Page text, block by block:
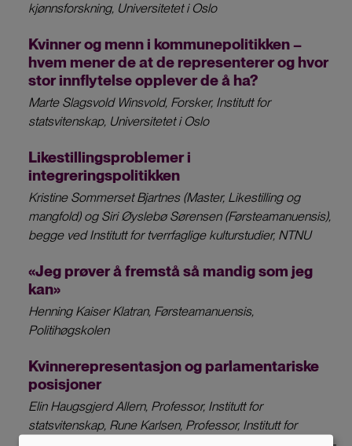
kjønnsforskning, Universitetet i Oslo
Kvinner og menn i kommunepolitikken –
hvem mener de at de representerer og hvor
stor innflytelse opplever de å ha?
Marte Slagsvold Winsvold, Forsker, Institutt for
statsvitenskap, Universitetet i Oslo
Likestillingsproblemer i
integreringspolitikken
Kristine Sommerset Bjartnes (Master, Likestilling og
mangfold) og Siri Øyslebø Sørensen (Førsteamanuensis),
begge ved Institutt for tverrfaglige kulturstudier, NTNU
«Jeg prøver å fremstå så mandig som jeg
kan»
Henning Kaiser Klatran, Førsteamanuensis,
Politihøgskolen
Kvinnerepresentasjon og parlamentariske
posisjoner
Elin Haugsgjerd Allern, Professor, Institutt for
statsvitenskap, Rune Karlsen, Professor, Institutt for